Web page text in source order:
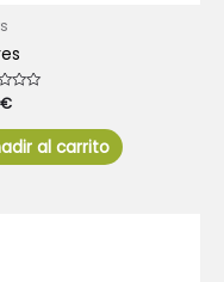
€
al carrito